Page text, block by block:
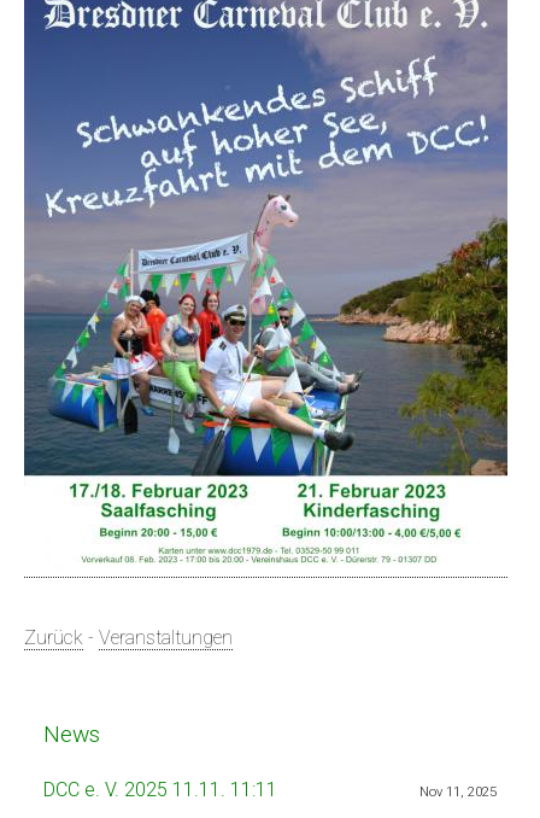
Zurück - Veranstaltungen
News
Nov 11, 2025
DCC e. V. 2025 11.11. 11:11